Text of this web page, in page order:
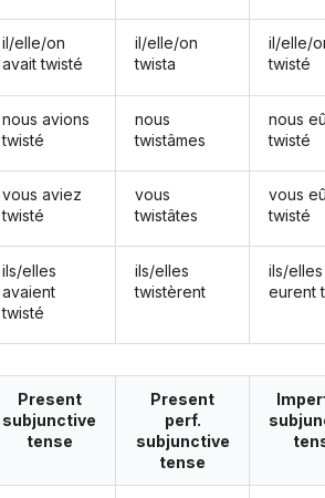
il/elle/on
avait twisté
nous avions
twisté
vous aviez
twisté
ils/elles
avaient
twisté
il/elle/on
twista
nous
twistâmes
vous
twistâtes
ils/elles
twistèrent
il/elle/
twisté
nous
twisté
vous
twisté
ils/elles
eurent
Present
subjunctive
tense
Present
perf.
subjunctive
tense